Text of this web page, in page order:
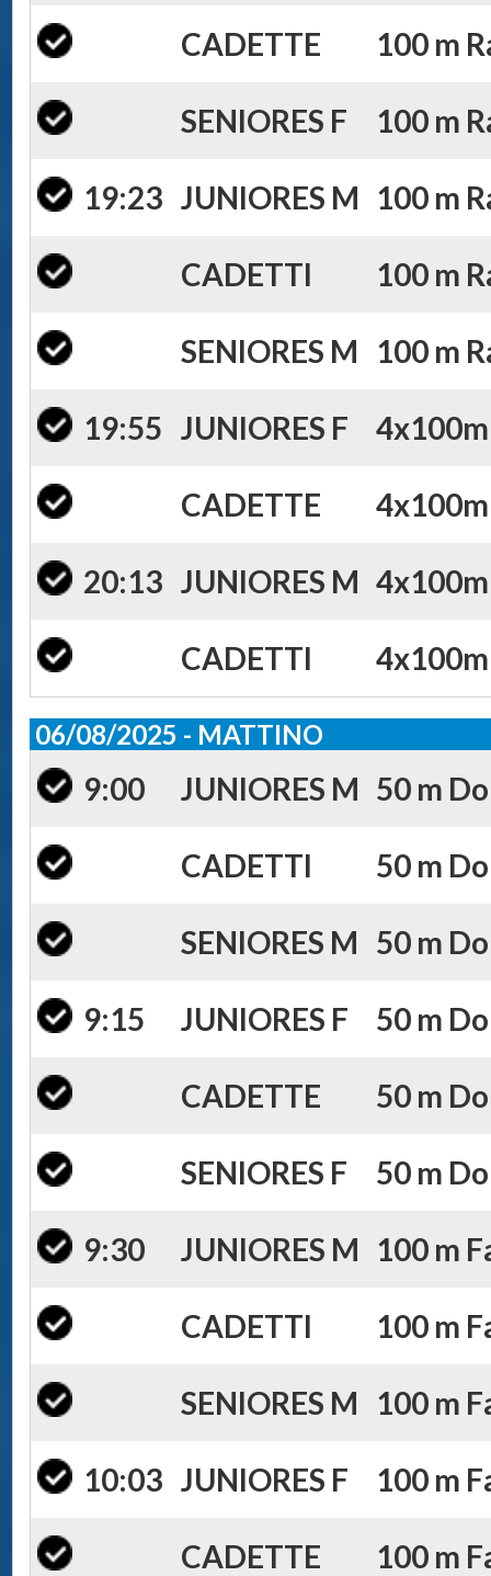
CADETTE 100 m
SENIORES F 100 m
19:23 JUNIORES M 100 m
CADETTI 100 m
SENIORES M 100 m
19:55 JUNIORES F
CADETTE
20:13 JUNIORES M
CADETTI
06/08/2025 - MATTINO
9:00 JUNIORES M 50 m
CADETTI 50 m
SENIORES M 50 m
9:15 JUNIORES F 50 m
CADETTE 50 m
SENIORES F 50 m
9:30 JUNIORES M 100 m
CADETTI 100 m
SENIORES M 100 m
10:03 JUNIORES F 100 m
CADETTE 100 m